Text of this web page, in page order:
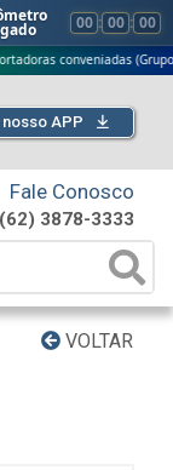
00 : 00 : 00
conveniadas (Grupo G5)
nosso APP
Fale Conosco
(62) 3878-3333
VOLTAR